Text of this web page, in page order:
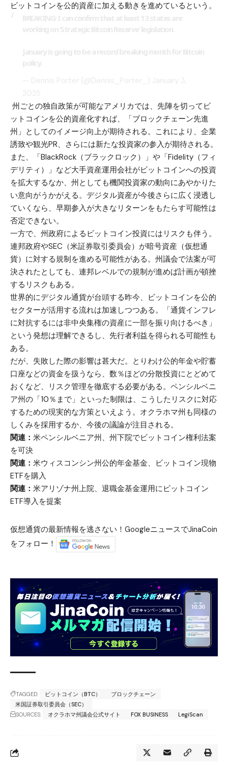
ビットコインを公的資産に加える動きを進めているという。
州ごとの独自政策が可能なアメリカでは、先陣を切ってビ
ットコインを公的資産化すれば、「ブロックチェーン先進
州」としてのイメージ向上が期待される。これにより、企業
誘致や観光PR、さらには新たな投資家の参入が期待される。
また、「BlackRock（ブラックロック）」や「Fidelity（フィ
デリティ）」など大手資産運用会社がビットコインへの投資
を拡大するなか、州としても機関投資家の動向にあやかりた
い意向がうかがえる。デジタル資産が今後さらに広く浸透し
ていくなら、早期参入が大きなリターンをもたらす可能性は
否定できない。
一方で、州政府によるビットコイン投資にはリスクも伴う。
連邦政府やSEC（米証券取引委員会）が暗号資産（仮想通
貨）に対する規制を進める可能性がある。州議会で法案が可
決されたとしても、連邦レベルでの規制が進めば計画が頓挫
するリスクもある。
世界的にデジタル通貨が台頭する昨今、ビットコインを公的
セクターが活用する流れは加速しつつある。「通貨インフレ
に対抗するには非中央集権の資産に一部を振り向けるべき」
という発想は理解できるし、先行者利益を得られる可能性も
ある。
だが、失敗した際の影響は甚大だ。とりわけ公的年金や貯蓄
口座などの資金を扱うなら、数％ほどの分散投資にとどめて
おくなど、リスク管理を徹底する必要がある。ペンシルベニ
ア州の「10％まで」といった制限は、こうしたリスクに対応
するための現実的な方策といえよう。オクラホマ州も同様の
しくみを採用するか、今後の議論が注目される。
関連： 米ペンシルベニア州、州下院でビットコイン権利法案
を可決
関連： 米ウィスコンシン州公的年金基金、ビットコイン現物
ETFを購入
関連： 米アリゾナ州上院、退職金基金運用にビットコイン
ETF導入を提案
仮想通貨の最新情報を逃さない！GoogleニュースでJinaCoin
をフォロー！
TAGGED: ビットコイン（BTC）
ブロックチェーン
米国証券取引委員会（SEC）
SOURCES:
オクラホマ州議会公式サイト FOX BUSINESS LegiScan